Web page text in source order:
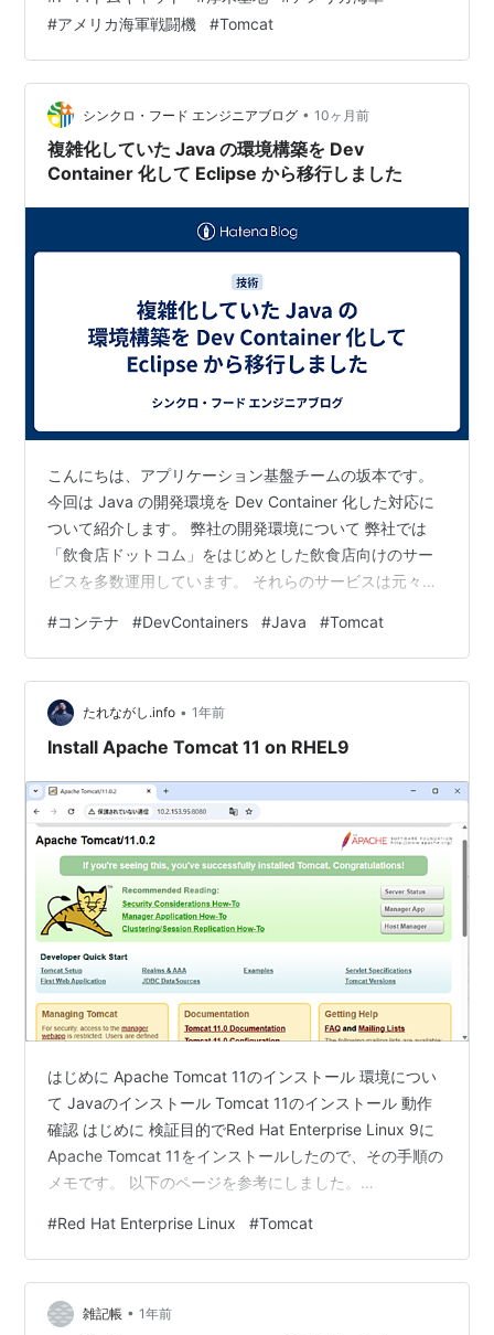
1991年から2003年まで配備されていました。配備当初は
2個飛行隊(VF-21 “Free Lancers”とVF-154 “Black
Knights”)が配備されましたが、1996年1月にVF-21が解
散…残されたVF-154は定数を増やして1個飛行隊だけで頑
張…
#アメリカ海軍戦闘機 #Tomcat
シンクロ・フード エンジニアブログ • 10ヶ月前
複雑化していた Java の環境構築を Dev
Container 化して Eclipse から移行しました
こんにちは、アプリケーション基盤チームの坂本です。
今回は Java の開発環境を Dev Container 化した対応に
ついて紹介します。 弊社の開発環境について 弊社では
「飲食店ドットコム」をはじめとした飲食店向けのサー
ビスを多数運用しています。 それらのサービスは元々全
Rails への移植を行っています。 主要なサービスのいくつ
かはすでに移植が完了していますが、一部のサービスは
まだ移植の途中であり、Java で実装された機能と Rails
で実装された機能が混在しています。 また、社内システ
ムの中には Rails 移植の工数をかけ…
#コンテナ #DevContainers #Java #Tomcat
たれながし.info • 1年前
Install Apache Tomcat 11 on RHEL9
はじめに Apache Tomcat 11のインストール 環境につい
て Javaのインストール Tomcat 11のインストール 動作
確認 はじめに 検証目的でRed Hat Enterprise Linux 9に
Apache Tomcat 11をインストールしたので、その手順の
メモです。 以下のページを参考にしました。
RHEL9.5にTomcat 11.0.2をインストールします。 環境
について OSバージョンはRHEL9.5です。SELinuxは無効
です。 # cat /etc/os-release NAME…
#Red Hat Enterprise Linux #Tomcat
雑記帳 • 1年前